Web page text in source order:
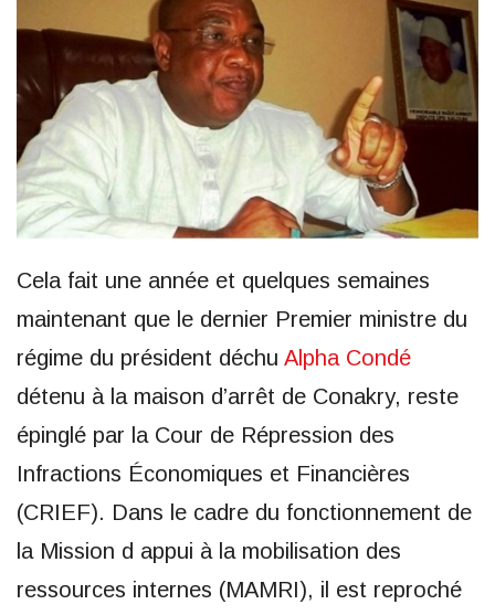
Cela fait une année et quelques semaines
maintenant que le dernier Premier ministre du
régime du président déchu Alpha Condé
détenu à la maison d’arrêt de Conakry, reste
épinglé par la Cour de Répression des
Infractions Économiques et Financières
(CRIEF). Dans le cadre du fonctionnement de
la Mission d appui à la mobilisation des
ressources internes (MAMRI), il est reproché